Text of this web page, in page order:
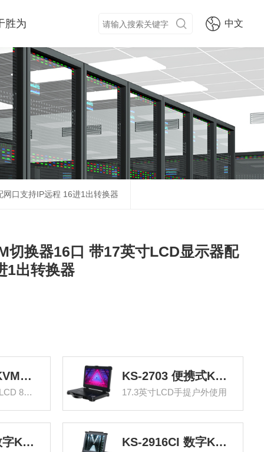
胜为 中文
口支持IP远程 16进1出转换器
切换器16口 带17英寸LCD显示器配
1出转换器
KS-2708LH KVM切换器8口 17.3英寸高清宽屏LCD显示器配HDMI线 电脑转换器 8进1出机架式
17.3英寸高清宽屏LCD 8进1出
KS-2703 便携式KVM切换器 四合一套件17.3英寸LCD高清液晶显示屏可手提户外使用 便携式电脑转换器
17.3英寸LCD手提户外使用
KS-2932CI 数字KVM切换器32口 带19英寸LCD显示器配网口支持IP远程 32进1出转换器 KS-2916CI 数字KVM切换器16口 带19英寸LCD显示器配网口支持IP远程 16进1出转换器